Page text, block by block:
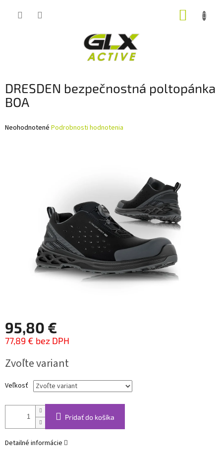
DRESDEN bezpečnostná poltopánka
BOA
Priemerné
Neohodnotené Podrobnosti hodnotenia
95,80 €
77,89 € bez DPH
cena:
Zvoľte variant
Veľkosť
Pridať do košíka
Detailné informácie